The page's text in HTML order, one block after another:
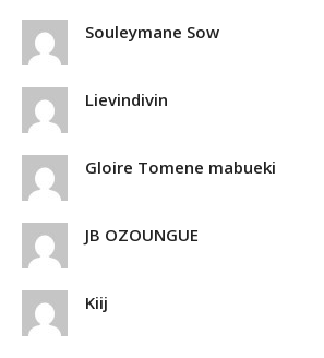
Souleymane Sow
Lievindivin
Gloire Tomene mabueki
JB OZOUNGUE
Kiij